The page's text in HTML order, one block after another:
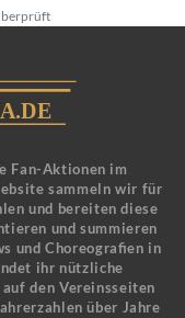
Fan-Aktionen im
sammeln wir für
und bereiten diese
und summieren
und Choreografien in
ihr nützliche
den Vereinsseiten
über Jahre